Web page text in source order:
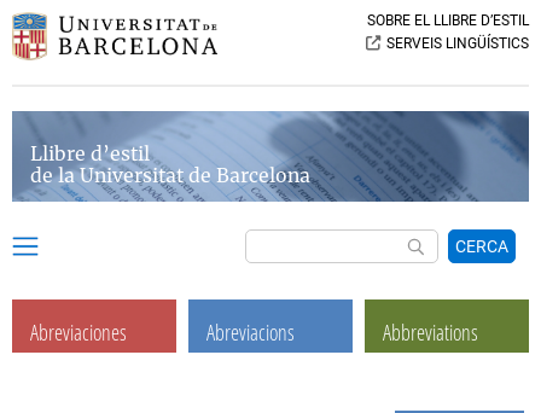
SOBRE EL LLIBRE D’ESTIL
SERVEIS LINGÜÍSTICS
Llibre d’estil
de la Universitat de Barcelona
CERCA
Abreviaciones Abreviacions Abbreviations